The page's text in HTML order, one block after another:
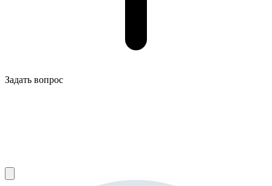
Задать вопрос